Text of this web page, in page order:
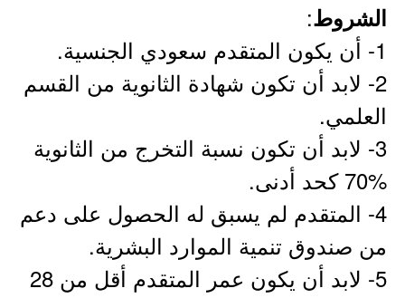
الشروط:
1- أن يكون المتقدم سعودي الجنسية.
2- لابد أن تكون شهادة الثانوية من القسم
العلمي.
3- لابد أن تكون نسبة التخرج من الثانوية
%70 كحد أدنى.
4- المتقدم لم يسبق له الحصول على دعم
من صندوق تنمية الموارد البشرية.
5- لابد أن يكون عمر المتقدم أقل من 28